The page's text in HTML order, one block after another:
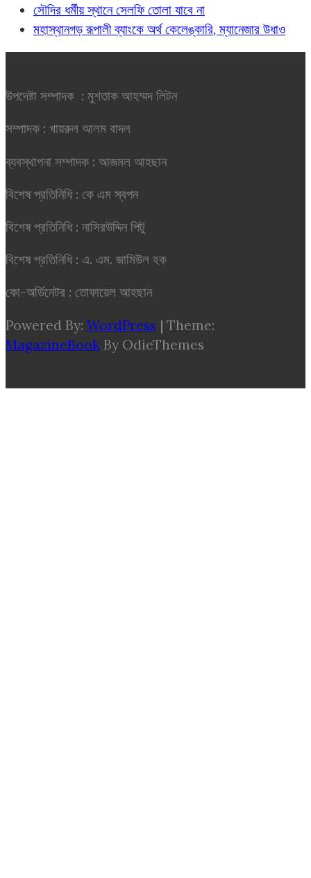
সৌদির ধর্মীয় স্থানে সেলফি তোলা যাবে না
মহাস্থানগড় রূপালী ব্যাংকে অর্থ কেলেঙ্কারি, ম্যানেজার উধাও
উপদেষ্টা সম্পাদক : মুশতাক আহম্মদ লিটন
সম্পাদক : খায়রুল আলম বাদল
ব্যবস্থাপনা সম্পাদক : আজমল আহছান
বিশেষ প্রতিনিধি : কে এম স্বপন
বিশেষ প্রতিনিধি : নাসিরউদ্দিন পিটু
বিশেষ প্রতিনিধি : এ. এম. জামিউল হক
কো-অর্ডিনেটর : তোফায়েল আহছান
Powered By: WordPress | Theme:
MagazineBook By OdieThemes